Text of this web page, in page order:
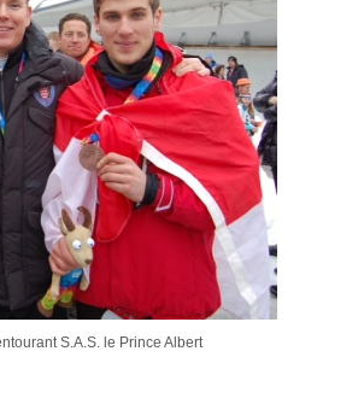
S.A.S. le Prince Albert